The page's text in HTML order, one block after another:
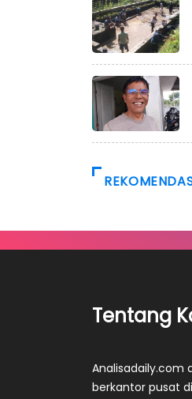
Tentang
Analisadaily.com
berkantor pusat